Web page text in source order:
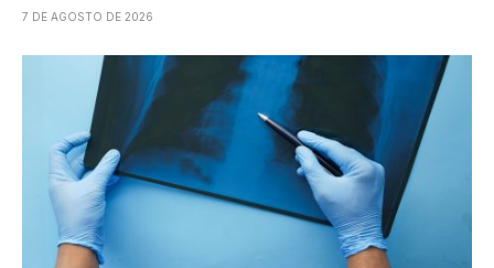
7 DE AGOSTO DE 2026